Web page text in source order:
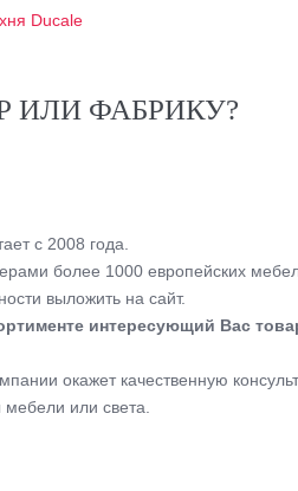
Ducale
ФАБРИКУ?
с 2008 года.
более 1000 европейских
выложить на сайт.
интересующий Вас
окажет качественную
или света.